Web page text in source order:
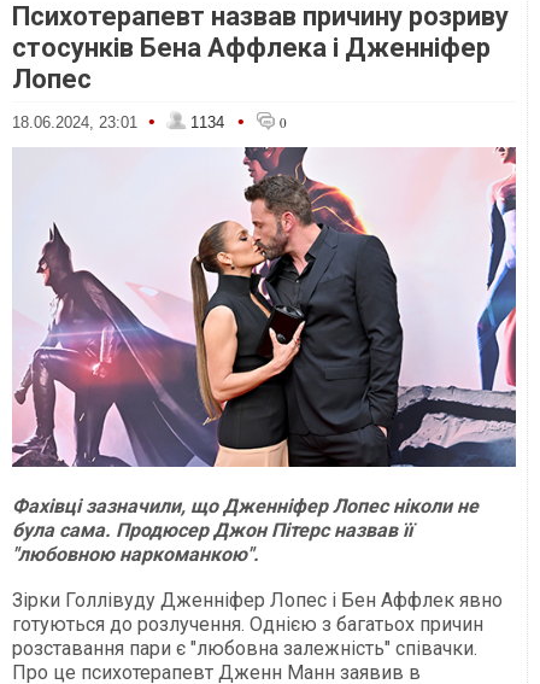
Психотерапевт назвав причину розриву
стосунків Бена Аффлека і Дженніфер
Лопес
18.06.2024, 23:01 • 1134 • 0
Фахівці зазначили, що Дженніфер Лопес ніколи не
була сама. Продюсер Джон Пітерс назвав її
"любовною наркоманкою".
Зірки Голлівуду Дженніфер Лопес і Бен Аффлек явно
готуються до розлучення. Однією з багатьох причин
розставання пари є "любовна залежність" співачки.
Про це психотерапевт Дженн Манн заявив в